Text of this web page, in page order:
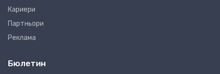
Кариери
Партньори
Реклама
Бюлетин